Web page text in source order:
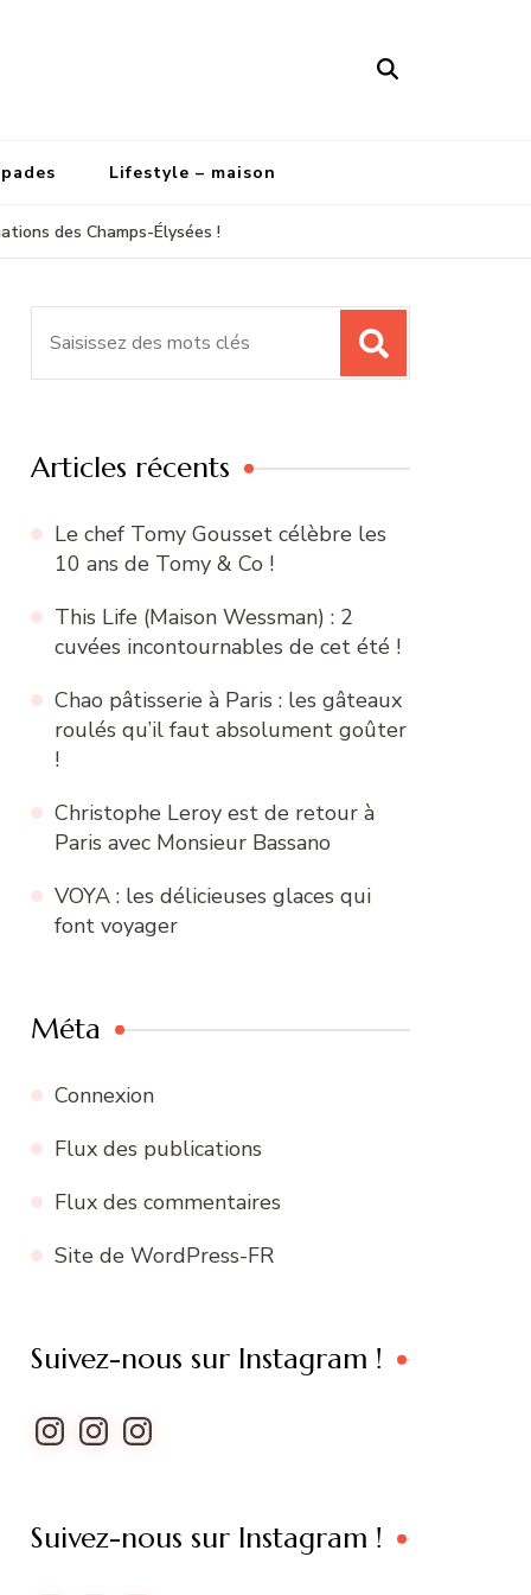
Lifestyle – maison
des Champs-Élysées !
Articles récents
Le chef Tomy Gousset célèbre les
10 ans de Tomy & Co !
This Life (Maison Wessman) : 2
cuvées incontournables de cet été !
Chao pâtisserie à Paris : les gâteaux
roulés qu’il faut absolument goûter
!
Christophe Leroy est de retour à
Paris avec Monsieur Bassano
VOYA : les délicieuses glaces qui
font voyager
Méta
Connexion
Flux des publications
Flux des commentaires
Site de WordPress-FR
Suivez-nous sur Instagram !
Instagram
InstagramInstagram
Suivez-nous sur Instagram !